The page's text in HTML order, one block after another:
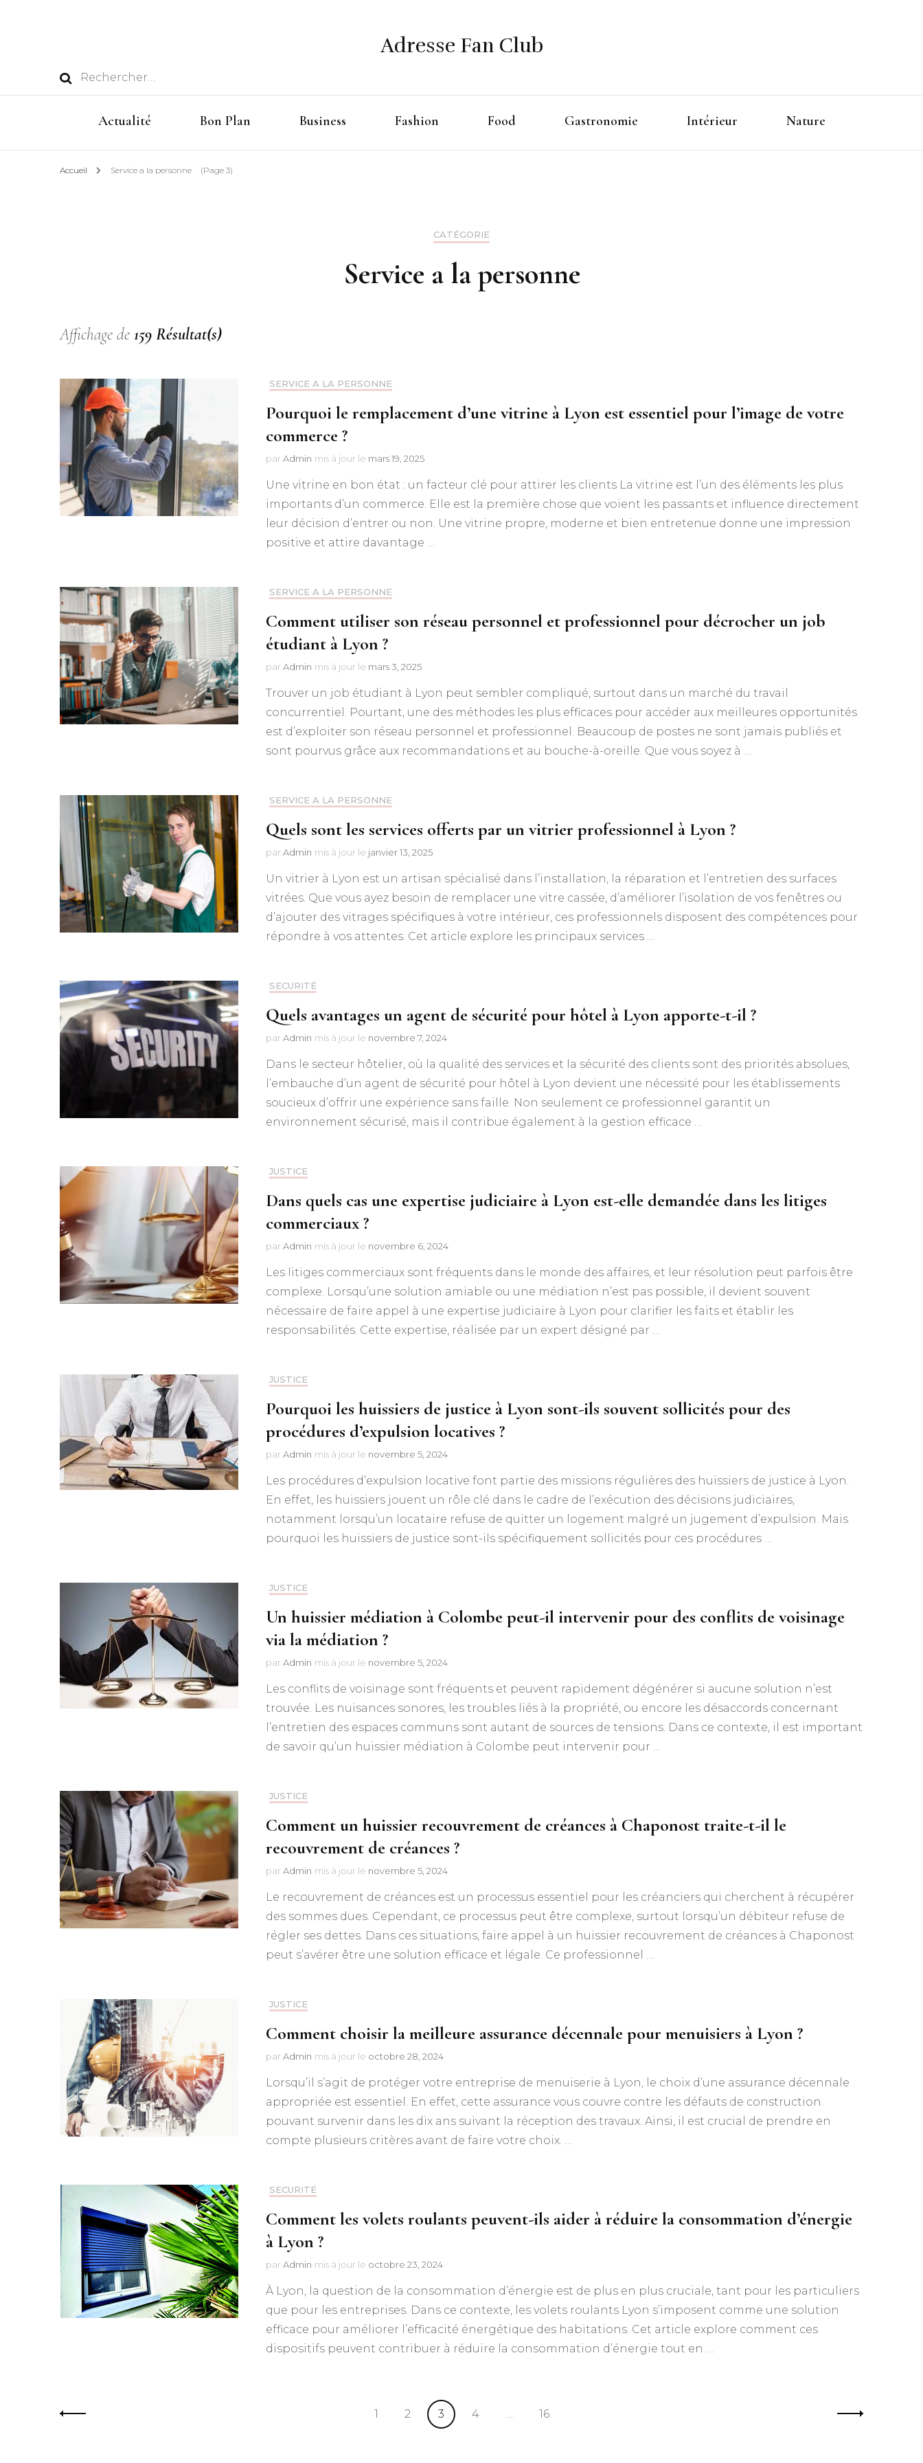
Rechercher :
Adresse Fan Club
Actualité Bon Plan Business Fashion Food Gastronomie Intérieur Nature
Accueil Service a la personne (Page 3)
CATÉGORIE
Service a la personne
Affichage de 159 Résultat(s)
SERVICE A LA PERSONNE
Pourquoi le remplacement d’une vitrine à Lyon est essentiel pour l’image de votre
commerce ?
par Admin mis à jour le mars 19, 2025
Une vitrine en bon état : un facteur clé pour attirer les clients La vitrine est l’un des éléments les plus
importants d’un commerce. Elle est la première chose que voient les passants et influence directement
leur décision d’entrer ou non. Une vitrine propre, moderne et bien entretenue donne une impression
positive et attire davantage …
SERVICE A LA PERSONNE
Comment utiliser son réseau personnel et professionnel pour décrocher un job
étudiant à Lyon ?
par Admin mis à jour le mars 3, 2025
Trouver un job étudiant à Lyon peut sembler compliqué, surtout dans un marché du travail
concurrentiel. Pourtant, une des méthodes les plus efficaces pour accéder aux meilleures opportunités
est d’exploiter son réseau personnel et professionnel. Beaucoup de postes ne sont jamais publiés et
sont pourvus grâce aux recommandations et au bouche-à-oreille. Que vous soyez à …
SERVICE A LA PERSONNE
Quels sont les services offerts par un vitrier professionnel à Lyon ?
par Admin mis à jour le janvier 13, 2025
Un vitrier à Lyon est un artisan spécialisé dans l’installation, la réparation et l’entretien des surfaces
vitrées. Que vous ayez besoin de remplacer une vitre cassée, d’améliorer l’isolation de vos fenêtres ou
d’ajouter des vitrages spécifiques à votre intérieur, ces professionnels disposent des compétences pour
répondre à vos attentes. Cet article explore les principaux services …
SECURITÉ
Quels avantages un agent de sécurité pour hôtel à Lyon apporte-t-il ?
par Admin mis à jour le novembre 7, 2024
Dans le secteur hôtelier, où la qualité des services et la sécurité des clients sont des priorités absolues,
l’embauche d’un agent de sécurité pour hôtel à Lyon devient une nécessité pour les établissements
soucieux d’offrir une expérience sans faille. Non seulement ce professionnel garantit un
environnement sécurisé, mais il contribue également à la gestion efficace …
JUSTICE
Dans quels cas une expertise judiciaire à Lyon est-elle demandée dans les litiges
commerciaux ?
par Admin mis à jour le novembre 6, 2024
Les litiges commerciaux sont fréquents dans le monde des affaires, et leur résolution peut parfois être
complexe. Lorsqu’une solution amiable ou une médiation n’est pas possible, il devient souvent
nécessaire de faire appel à une expertise judiciaire à Lyon pour clarifier les faits et établir les
responsabilités. Cette expertise, réalisée par un expert désigné par …
JUSTICE
Pourquoi les huissiers de justice à Lyon sont-ils souvent sollicités pour des
procédures d’expulsion locatives ?
par Admin mis à jour le novembre 5, 2024
Les procédures d’expulsion locative font partie des missions régulières des huissiers de justice à Lyon.
En effet, les huissiers jouent un rôle clé dans le cadre de l’exécution des décisions judiciaires,
notamment lorsqu’un locataire refuse de quitter un logement malgré un jugement d’expulsion. Mais
pourquoi les huissiers de justice sont-ils spécifiquement sollicités pour ces procédures …
JUSTICE
Un huissier médiation à Colombe peut-il intervenir pour des conflits de voisinage
via la médiation ?
par Admin mis à jour le novembre 5, 2024
Les conflits de voisinage sont fréquents et peuvent rapidement dégénérer si aucune solution n’est
trouvée. Les nuisances sonores, les troubles liés à la propriété, ou encore les désaccords concernant
l’entretien des espaces communs sont autant de sources de tensions. Dans ce contexte, il est important
de savoir qu’un huissier médiation à Colombe peut intervenir pour …
JUSTICE
Comment un huissier recouvrement de créances à Chaponost traite-t-il le
recouvrement de créances ?
par Admin mis à jour le novembre 5, 2024
Le recouvrement de créances est un processus essentiel pour les créanciers qui cherchent à récupérer
des sommes dues. Cependant, ce processus peut être complexe, surtout lorsqu’un débiteur refuse de
régler ses dettes. Dans ces situations, faire appel à un huissier recouvrement de créances à Chaponost
peut s’avérer être une solution efficace et légale. Ce professionnel …
JUSTICE
Comment choisir la meilleure assurance décennale pour menuisiers à Lyon ?
par Admin mis à jour le octobre 28, 2024
Lorsqu’il s’agit de protéger votre entreprise de menuiserie à Lyon, le choix d’une assurance décennale
appropriée est essentiel. En effet, cette assurance vous couvre contre les défauts de construction
pouvant survenir dans les dix ans suivant la réception des travaux. Ainsi, il est crucial de prendre en
compte plusieurs critères avant de faire votre choix. …
SECURITÉ
Comment les volets roulants peuvent-ils aider à réduire la consommation d’énergie
à Lyon ?
par Admin mis à jour le octobre 23, 2024
À Lyon, la question de la consommation d’énergie est de plus en plus cruciale, tant pour les particuliers
que pour les entreprises. Dans ce contexte, les volets roulants Lyon s’imposent comme une solution
efficace pour améliorer l’efficacité énergétique des habitations. Cet article explore comment ces
dispositifs peuvent contribuer à réduire la consommation d’énergie tout en …
Pagination
Page
1 Page
2 Page
3 Page
4 … Page
16